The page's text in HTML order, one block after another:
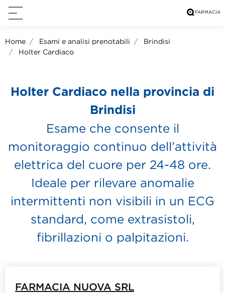
Home Esami e analisi prenotabili
Brindisi
Holter Cardiaco
Holter Cardiaco nella provincia di
Brindisi
Esame che consente il
monitoraggio continuo dell’attività
elettrica del cuore per 24-48 ore.
Ideale per rilevare anomalie
intermittenti non visibili in un ECG
standard, come extrasistoli,
fibrillazioni o palpitazioni.
FARMACIA NUOVA SRL